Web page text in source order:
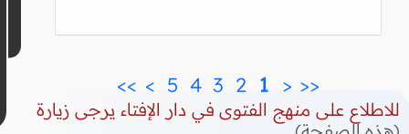
<<
<
4
>
>>
للاطلاع على منهج الفتوى في دار الإفتاء يرجى زيارة